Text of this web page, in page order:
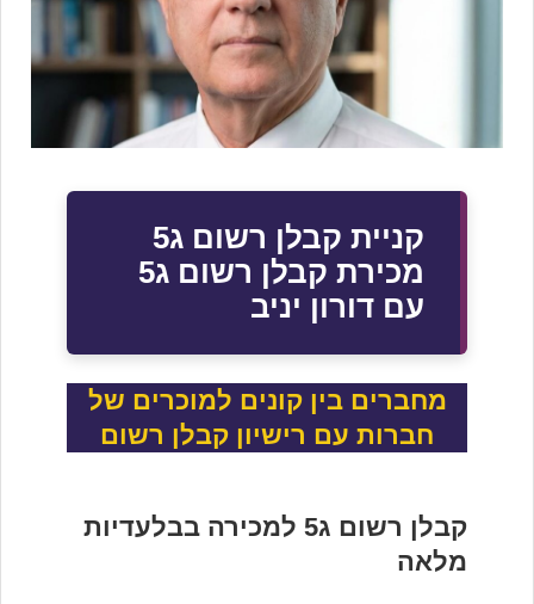
קניית קבלן רשום ג5
מכירת קבלן רשום ג5
עם דורון יניב
מחברים בין קונים למוכרים של
חברות עם רישיון קבלן רשום
קבלן רשום ג5 למכירה בבלעדיות
מלאה